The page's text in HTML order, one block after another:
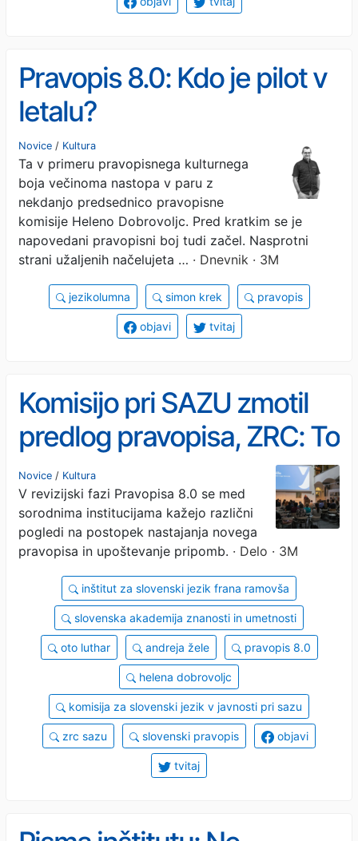
Pravopis 8.0: Kdo je pilot v
letalu?
Novice / Kultura
Ta v primeru pravopisnega kulturnega
boja večinoma nastopa v paru z
nekdanjo predsednico pravopisne
komisije Heleno Dobrovoljc. Pred kratkim se je
napovedani pravopisni boj tudi začel. Nasprotni
strani užaljenih načelujeta … · Dnevnik · 3M
jezikolumna simon krek pravopis
objavi tvitaj
Komisijo pri SAZU zmotil
predlog pravopisa, ZRC: To
je zavajanje
Novice / Kultura
V revizijski fazi Pravopisa 8.0 se med
sorodnima institucijama kažejo različni
pogledi na postopek nastajanja novega
pravopisa in upoštevanje pripomb. · Delo · 3M
inštitut za slovenski jezik frana ramovša
slovenska akademija znanosti in umetnosti
oto luthar andreja žele pravopis 8.0
helena dobrovoljc
komisija za slovenski jezik v javnosti pri sazu
zrc sazu slovenski pravopis objavi
tvitaj